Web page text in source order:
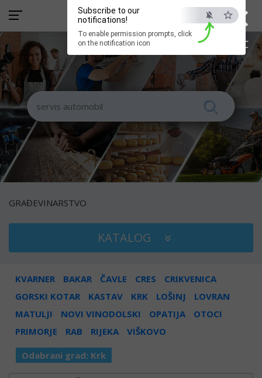
×
ESC
Subscribe to our
notifications!
To enable permission prompts, click
on the notification icon
GRAĐEVINARSTVO
KATALOG
KVARNER BAKAR ČAVLE CRES
CRIKVENICA
GORSKI KOTAR
KASTAV KRK LOŠINJ
LOVRAN
MATULJI
NOVI VINODOLSKI OPATIJA
OTOCI
PRIMORJE
RAB RIJEKA VIŠKOVO
Odabrani grad: Krk